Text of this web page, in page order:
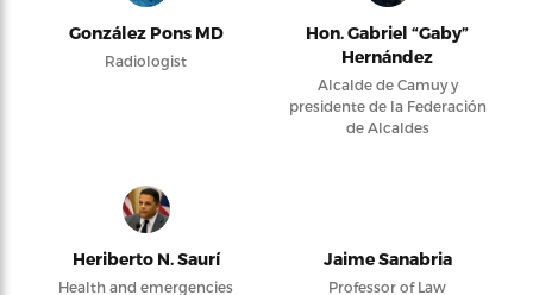
González Pons MD
Radiologist
Hon. Gabriel “Gaby”
Hernández
Alcalde de Camuy y
presidente de la Federación
de Alcaldes
Heriberto N. Saurí
Health and emergencies
Jaime Sanabria
Professor of Law